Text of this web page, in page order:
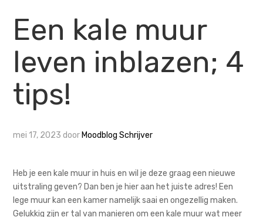
Een kale muur
leven inblazen; 4
tips!
mei 17, 2023 door Moodblog Schrijver
Heb je een kale muur in huis en wil je deze graag een nieuwe
uitstraling geven? Dan ben je hier aan het juiste adres! Een
lege muur kan een kamer namelijk saai en ongezellig maken.
Gelukkig zijn er tal van manieren om een kale muur wat meer